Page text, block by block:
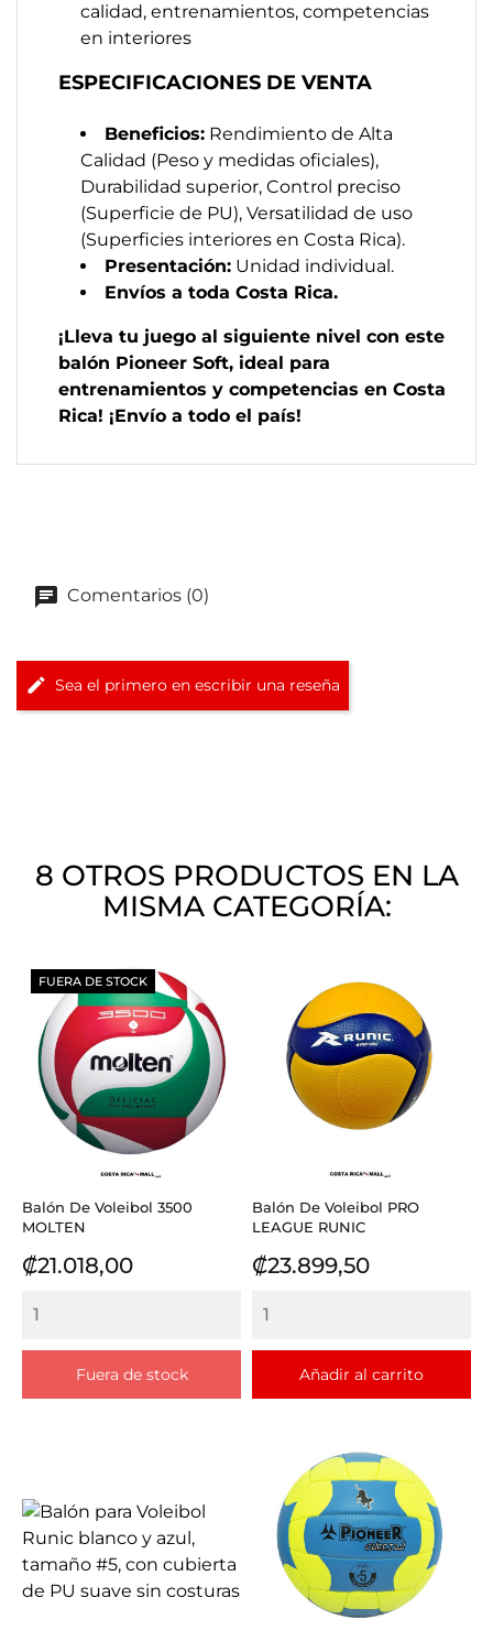
calidad, entrenamientos, competencias
en interiores
ESPECIFICACIONES DE VENTA
Beneficios: Rendimiento de Alta
Calidad (Peso y medidas oficiales),
Durabilidad superior, Control preciso
(Superficie de PU), Versatilidad de uso
(Superficies interiores en Costa Rica).
Presentación: Unidad individual.
Envíos a toda Costa Rica.
¡Lleva tu juego al siguiente nivel con este
balón Pioneer Soft, ideal para
entrenamientos y competencias en Costa
Rica! ¡Envío a todo el país!
Comentarios (0)
Sea el primero en escribir una reseña
8 OTROS PRODUCTOS EN LA
MISMA CATEGORÍA:
Balón De Voleibol 3500
MOLTEN
Precio
₡21.018,00
Fuera de stock
FUERA DE STOCK
Balón De Voleibol PRO
LEAGUE RUNIC
Precio
₡23.899,50
Añadir al carrito